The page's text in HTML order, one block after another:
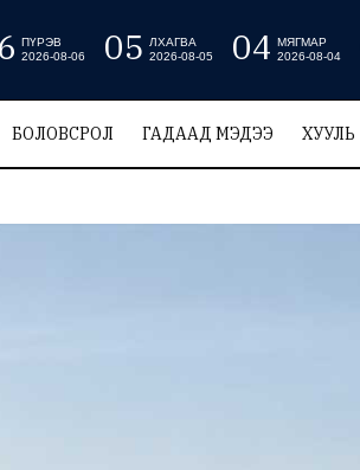
ПҮРЭВ
2026-08-06
05
ЛХАГВА
2026-08-05
04 МЯГМАР
2026-08-04
БОЛОВСРОЛ ГАДААД МЭДЭЭ ХУУЛЬ